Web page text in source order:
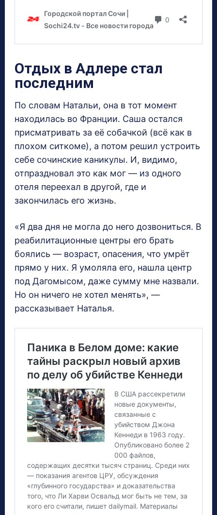
Отдых в Адлере стал
последним
По словам Натальи, она в тот момент
находилась во Франции. Саша остался
присматривать за её собачкой (всё как в
плохом ситкоме), а потом решил устроить
себе сочинские каникулы. И, видимо,
отпраздновал это как мог — из одного
отеля переехал в другой, где и
закончилась его жизнь.
«Я два дня не могла до него дозвониться. В
реабилитационные центры его брать
боялись — возраст, опасения, что умрёт
прямо у них. Я умоляла его, нашла центр
под Дагомысом, даже сумму мне назвали.
Но он ничего не хотел менять», —
рассказывает Наталья.